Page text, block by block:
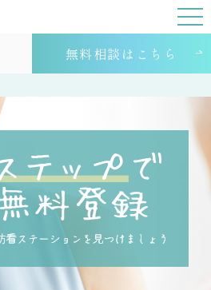
無料相談はこちら